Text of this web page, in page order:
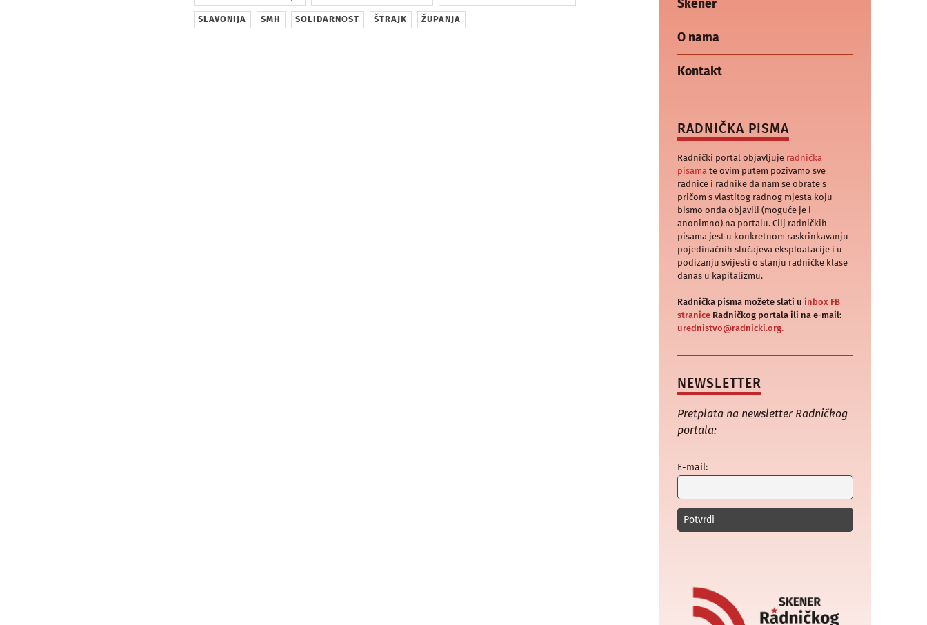
SLAVONIJA SMH SOLIDARNOST ŠTRAJK ŽUPANJA
Skener
O nama
Kontakt
RADNIČKA PISMA
Radnički portal objavljuje radnička
pisama te ovim putem pozivamo sve
radnice i radnike da nam se obrate s
pričom s vlastitog radnog mjesta koju
bismo onda objavili (moguće je i
anonimno) na portalu. Cilj radničkih
pisama jest u konkretnom raskrinkavanju
pojedinačnih slučajeva eksploatacije i u
podizanju svijesti o stanju radničke klase
danas u kapitalizmu.
Radnička pisma možete slati u inbox FB
straniceRadničkog portala ili na e-mail:
urednistvo@radnicki.org.
NEWSLETTER
Pretplata na newsletter Radničkog
portala:
E-mail: